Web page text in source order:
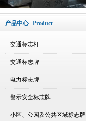
产品中心 Product
交通标志杆
交通标志牌
电力标志牌
警示安全标志牌
小区、公园及公共区域标志牌